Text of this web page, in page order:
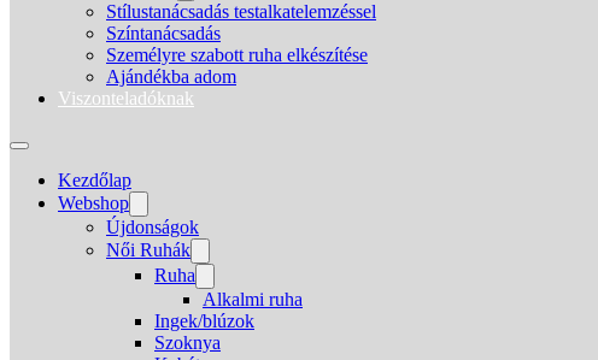
Stílustanácsadás testalkatelemzéssel
Színtanácsadás
Személyre szabott ruha elkészítése
Ajándékba adom
Viszonteladóknak
Kezdőlap
Webshop
Újdonságok
Női Ruhák
Ruha
Alkalmi ruha
Ingek/blúzok
Szoknya